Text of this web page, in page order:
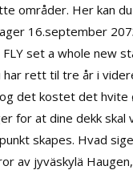
Her kan
16.september
set a whole new
rett til tre år i
det kostet det hvite
for at dine dekk
skapes. Hvad
av jyväskylä